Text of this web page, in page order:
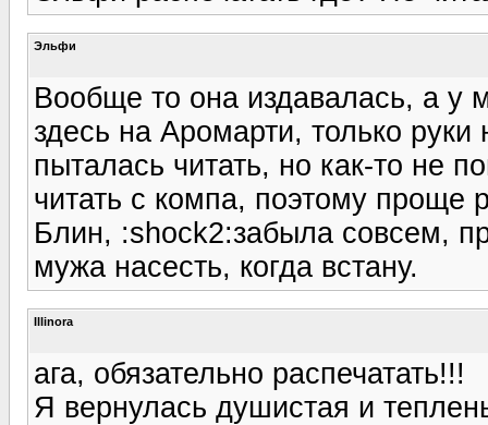
Эльфи
Вообще то она издавалась, а у
здесь на Аромарти, только
пыталась читать, но как-то не
читать с компа, поэтому проще
Блин, :shock2:забыла совсем,
мужа насесть, когда встану.
Illinora
ага, обязательно распечатать!!!
Я вернулась душистая и